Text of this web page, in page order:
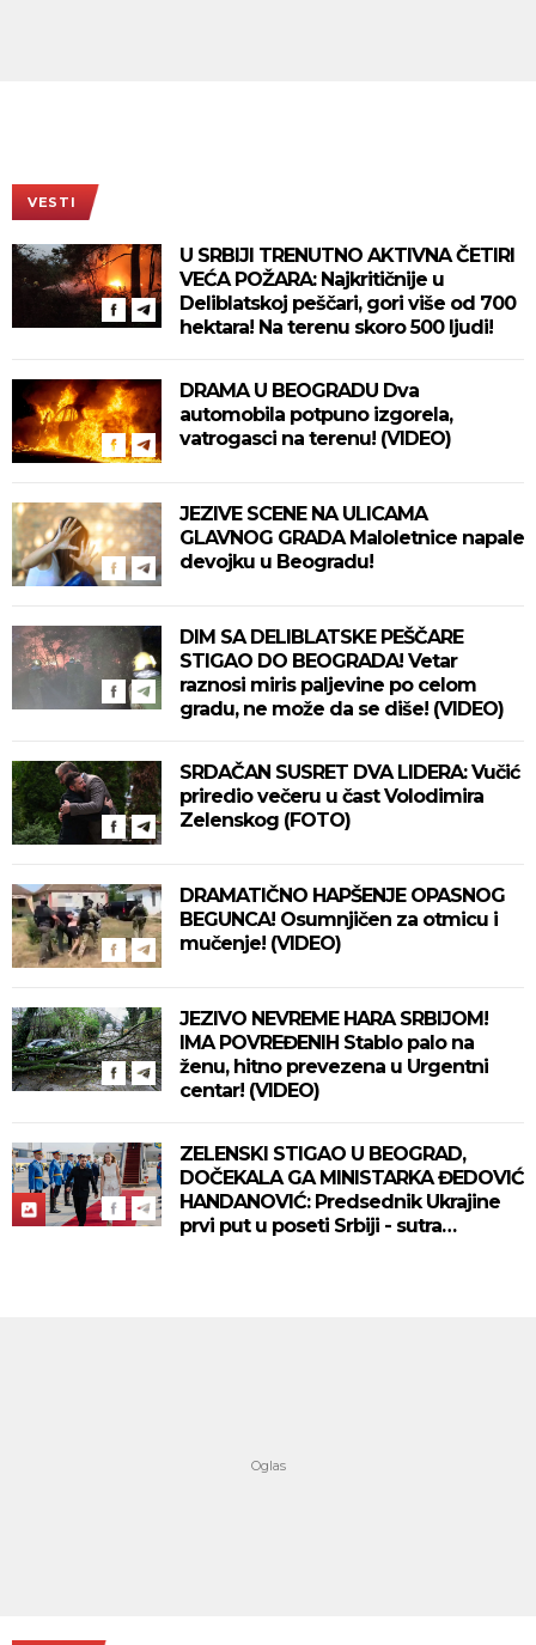
VESTI
U SRBIJI TRENUTNO AKTIVNA ČETIRI
VEĆA POŽARA: Najkritičnije u
Deliblatskoj peščari, gori više od 700
hektara! Na terenu skoro 500 ljudi!
DRAMA U BEOGRADU Dva
automobila potpuno izgorela,
vatrogasci na terenu! (VIDEO)
JEZIVE SCENE NA ULICAMA
GLAVNOG GRADA Maloletnice napale
devojku u Beogradu!
DIM SA DELIBLATSKE PEŠČARE
STIGAO DO BEOGRADA! Vetar
raznosi miris paljevine po celom
gradu, ne može da se diše! (VIDEO)
SRDAČAN SUSRET DVA LIDERA: Vučić
priredio večeru u čast Volodimira
Zelenskog (FOTO)
DRAMATIČNO HAPŠENJE OPASNOG
BEGUNCA! Osumnjičen za otmicu i
mučenje! (VIDEO)
JEZIVO NEVREME HARA SRBIJOM!
IMA POVREĐENIH Stablo palo na
ženu, hitno prevezena u Urgentni
centar! (VIDEO)
ZELENSKI STIGAO U BEOGRAD,
DOČEKALA GA MINISTARKA ĐEDOVIĆ
HANDANOVIĆ: Predsednik Ukrajine
prvi put u poseti Srbiji - sutra